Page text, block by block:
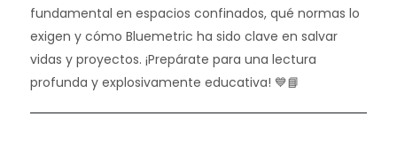
fundamental en espacios confinados, qué normas lo
exigen y cómo Bluemetric ha sido clave en salvar
vidas y proyectos. ¡Prepárate para una lectura
profunda y explosivamente educativa! 💙📘